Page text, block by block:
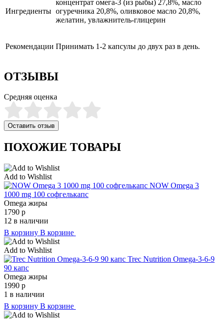
Ингредиенты
концентрат омега-3 (из рыбы) 27,8%, масло
огуречника 20,8%, оливковое масло 20,8%,
желатин, увлажнитель-глицерин
Рекомендации Принимать 1-2 капсулы до двух раз в день.
ОТЗЫВЫ
Средняя оценка
Оставить отзыв
ПОХОЖИЕ ТОВАРЫ
Add to Wishlist
NOW Omega 3
1000 mg 100 софгелькапс
Omega жиры
1790 р
12 в наличии
В корзину В корзине
Add to Wishlist
Trec Nutrition Omega-3-6-9
90 капс
Omega жиры
1990 р
1 в наличии
В корзину В корзине